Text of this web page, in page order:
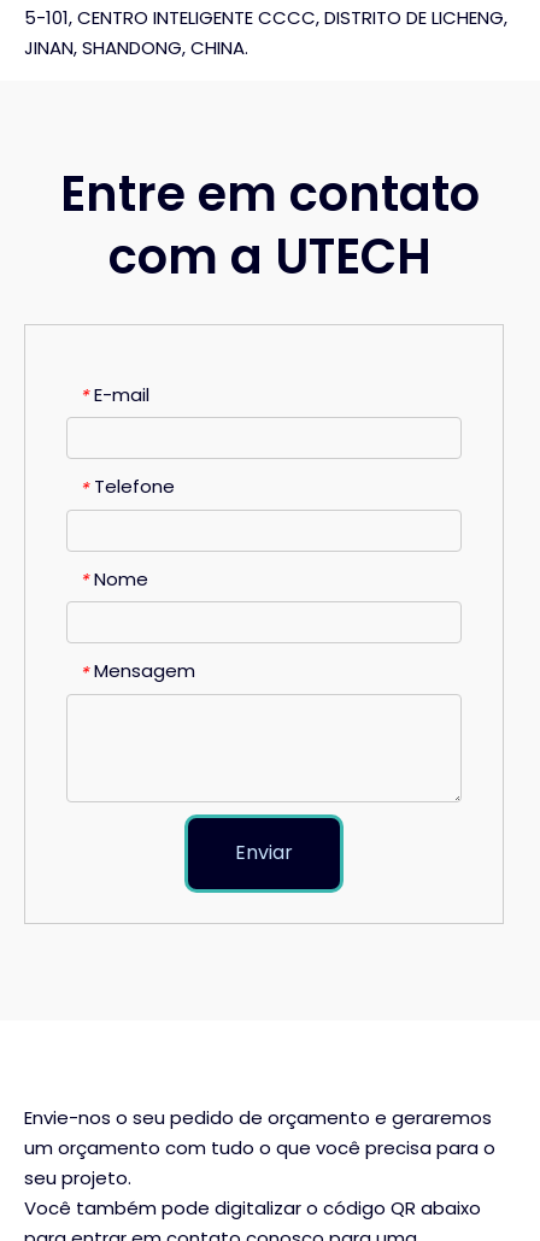
5-101, CENTRO INTELIGENTE CCCC, DISTRITO DE LICHENG,
JINAN, SHANDONG, CHINA.
Entre em contato
com a UTECH
* E-mail
* Telefone
* Nome
* Mensagem
Enviar
Envie-nos o seu pedido de orçamento e geraremos
um orçamento com tudo o que você precisa para o
seu projeto.
Você também pode digitalizar o código QR abaixo